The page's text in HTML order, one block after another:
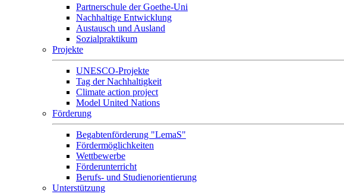
Partnerschule der Goethe-Uni
Nachhaltige Entwicklung
Austausch und Ausland
Sozialpraktikum
Projekte
UNESCO-Projekte
Tag der Nachhaltigkeit
Climate action project
Model United Nations
Förderung
Begabtenförderung "LemaS"
Fördermöglichkeiten
Wettbewerbe
Förderunterricht
Berufs- und Studienorientierung
Unterstützung